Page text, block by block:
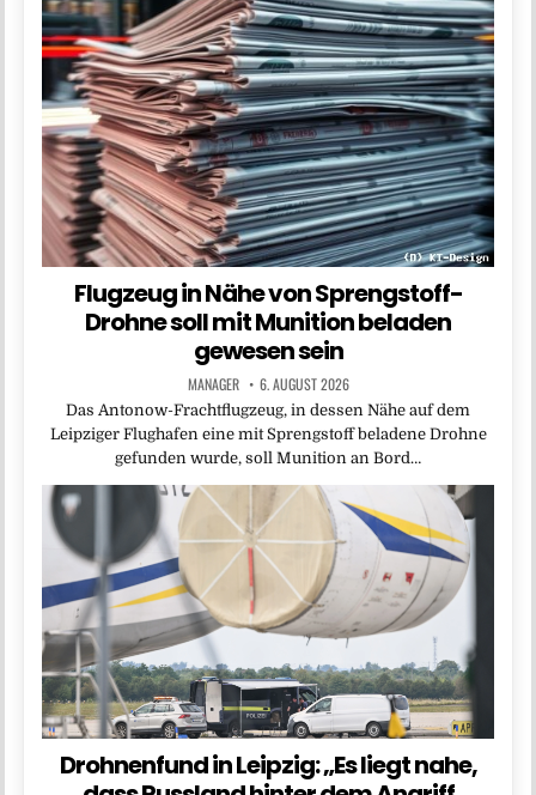
Flugzeug in Nähe von Sprengstoff-
Drohne soll mit Munition beladen
gewesen sein
MANAGER 6. AUGUST 2026
Das Antonow-Frachtflugzeug, in dessen Nähe auf dem
Leipziger Flughafen eine mit Sprengstoff beladene Drohne
gefunden wurde, soll Munition an Bord…
Drohnenfund in Leipzig: „Es liegt nahe,